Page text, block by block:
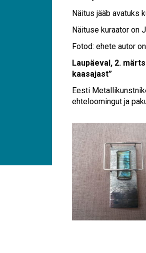
Näitus jääb avatuks
Näituse kuraator on
Fotod: ehete autor
Laupäeval, 2.
kaasajast”
Eesti
ehteloomingut ja